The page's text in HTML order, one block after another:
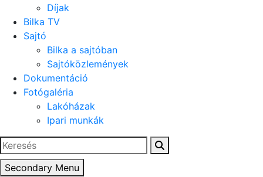
Díjak
Bilka TV
Sajtó
Bilka a sajtóban
Sajtóközlemények
Dokumentáció
Fotógaléria
Lakóházak
Ipari munkák
Keresés:
Secondary Menu